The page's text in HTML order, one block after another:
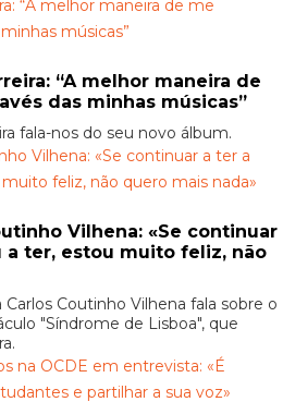
“A melhor maneira de
das minhas músicas”
fala-nos do seu novo álbum.
Vilhena: «Se continuar
a ter, estou muito feliz, não
Coutinho Vilhena fala sobre o
"Síndrome de Lisboa", que